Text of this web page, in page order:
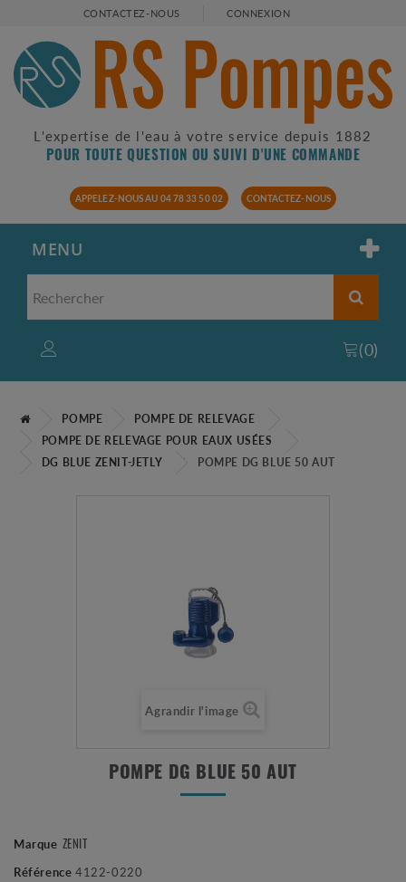
CONTACTEZ-NOUS CONNEXION
L'expertise de l'eau à votre service depuis 1882
POUR TOUTE QUESTION OU SUIVI D'UNE COMMANDE
APPELEZ-NOUS AU 04 78 33 50 02 CONTACTEZ-NOUS
MENU
(0)
POMPE
POMPE DE RELEVAGE
POMPE DE RELEVAGE POUR EAUX USÉES
DG BLUE ZENIT-JETLY
POMPE DG BLUE 50 AUT
Agrandir l'image
POMPE DG BLUE 50 AUT
Marque ZENIT
Référence 4122-0220